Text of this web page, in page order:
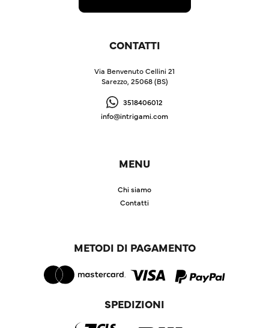
CONTATTI
Via Benvenuto Cellini 21
Sarezzo, 25068 (BS)
3518406012
info@intrigami.com
MENU
Chi siamo
Contatti
METODI DI PAGAMENTO
SPEDIZIONI